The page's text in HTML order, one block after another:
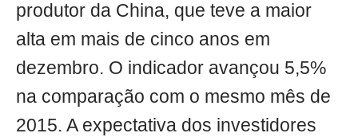
produtor da China, que teve a maior
alta em mais de cinco anos em
dezembro. O indicador avançou 5,5%
na comparação com o mesmo mês de
2015. A expectativa dos investidores